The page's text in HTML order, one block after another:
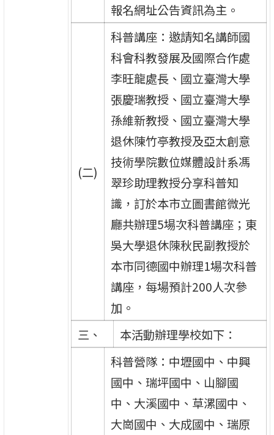
報名網址公告資訊為主。
(二)
科普講座：邀請知名講師國
科會科教發展及國際合作處
李旺龍處長、國立臺灣大學
張慶瑞教授、國立臺灣大學
孫維新教授、國立臺灣大學
退休陳竹亭教授及亞太創意
技術學院數位媒體設計系馮
翠珍助理教授分享科普知
識，訂於本市立圖書館微光
廳共辦理5場次科普講座；東
吳大學退休陳秋民副教授於
本市同德國中辦理1場次科普
講座，每場預計200人次參
加。
三、
本活動辦理學校如下：
科普營隊：中壢國中、中興
國中、瑞坪國中、山腳國
中、大溪國中、草漯國中、
大崗國中、大成國中、瑞原